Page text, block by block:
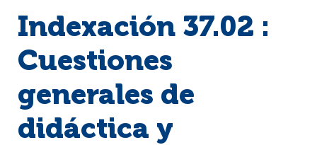
Indexación 37.02 :
Cuestiones
generales de
didáctica y